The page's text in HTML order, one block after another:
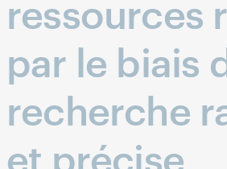
ressources
par le biais
recherche
et précise